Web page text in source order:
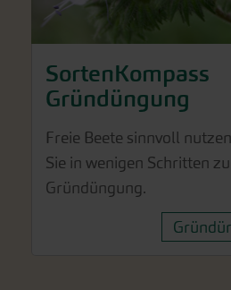
SortenKompass
Gründüngung
Freie Beete sinnvoll
Sie in wenigen Schritten
Gründüngung.